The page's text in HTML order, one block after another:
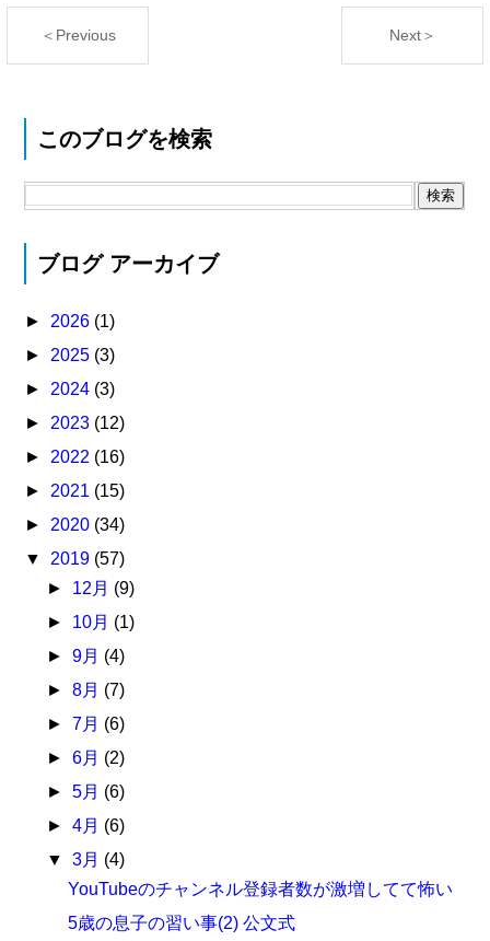
＜Previous Next＞
このブログを検索
ブログ アーカイブ
► 2026 (1)
► 2025 (3)
► 2024 (3)
► 2023 (12)
► 2022 (16)
► 2021 (15)
► 2020 (34)
▼ 2019 (57)
► 12月 (9)
► 10月 (1)
► 9月 (4)
► 8月 (7)
► 7月 (6)
► 6月 (2)
► 5月 (6)
► 4月 (6)
▼ 3月 (4)
YouTubeのチャンネル登録者数が激増してて怖い
5歳の息子の習い事(2) 公文式